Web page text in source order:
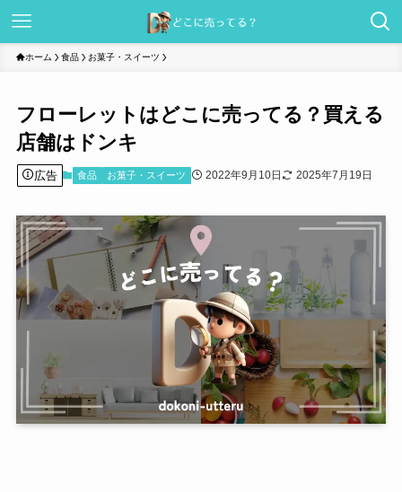
ホーム 食品 お菓子・スイーツ
フローレットはどこに売ってる？買える
店舗はドンキ
広告 食品 お菓子・スイーツ 2022年9月10日 2025年7月19日